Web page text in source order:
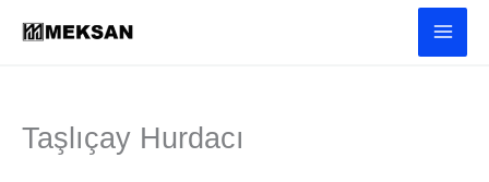
atla
Taşlıçay Hurdacı